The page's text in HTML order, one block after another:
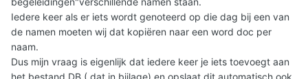
Iedere keer als er iets wordt genoteerd op die dag bij een van
de namen moeten wij dat kopiëren naar een word doc per
naam.
Dus mijn vraag is eigenlijk dat iedere keer je iets toevoegt aan